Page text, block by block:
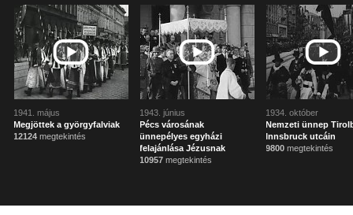
1941. május
Megjöttek a györgyfalviak
12124 megtekintés
1943. június
Pécs városának
ünnepélyes egyházi
felajánlása Jézusnak
10957 megtekintés
1934. október
Nemzeti ünnep
Innsbruck utcáin
9800 megtekintés